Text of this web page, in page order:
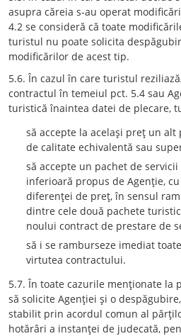
asupra căreia s-au operat
4.2 se consideră că toate
turistul nu poate solicita
modificărilor de acest tip.
5.6. În cazul în care turistul
contractul în temeiul pct. 5.4 sau
turistică înaintea datei de plecare,
să accepte la acelaşi preţ un
de calitate echivalentă sau
să accepte un pachet de
inferioară propus de Agenţie,
diferenţei de preţ, în sensul
dintre cele două pachete
noului contract de prestare de
să i se ramburseze imediat
virtutea contractului.
5.7. În toate cazurile menţionate la
să solicite Agenţiei şi o
stabilit prin acordul comun al
hotărâri a instanţei de judecată,